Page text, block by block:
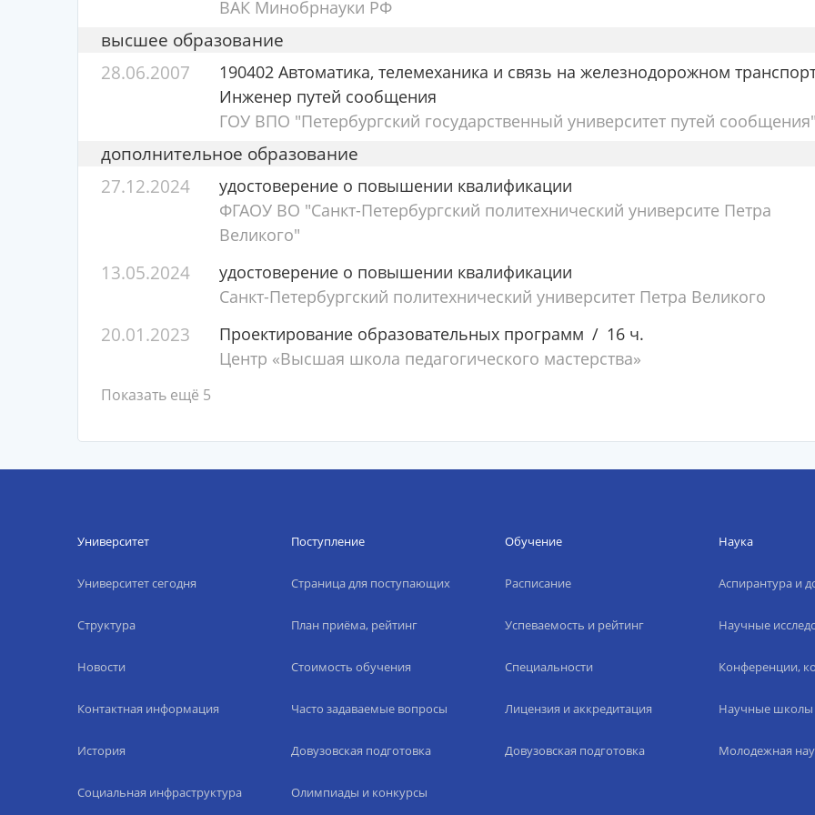
ВАК Минобрнауки РФ
высшее образование
28.06.2007
190402 Автоматика, телемеханика и связь на железнодорожном
Инженер путей сообщения
ГОУ ВПО "Петербургский государственный университет путей
дополнительное образование
27.12.2024
удостоверение о повышении квалификации
ФГАОУ ВО "Санкт-Петербургский политехнический университе Петра
Великого"
13.05.2024
удостоверение о повышении квалификации
Санкт-Петербургский политехнический университет Петра Великого
20.01.2023 Проектирование образовательных программ
16 ч.
Центр «Высшая школа педагогического мастерства»
Показать ещё 5
Университет
Университет сегодня
Структура
Новости
Контактная информация
История
Социальная инфраструктура
Поступление
Страница для поступающих
План приёма, рейтинг
Стоимость обучения
Часто задаваемые вопросы
Довузовская подготовка
Олимпиады и конкурсы
Обучение
Расписание
Успеваемость и рейтинг
Специальности
Лицензия и аккредитация
Довузовская подготовка
Наука
Аспирантура и
Научные
Конференции,
Научные школы
Молодежная